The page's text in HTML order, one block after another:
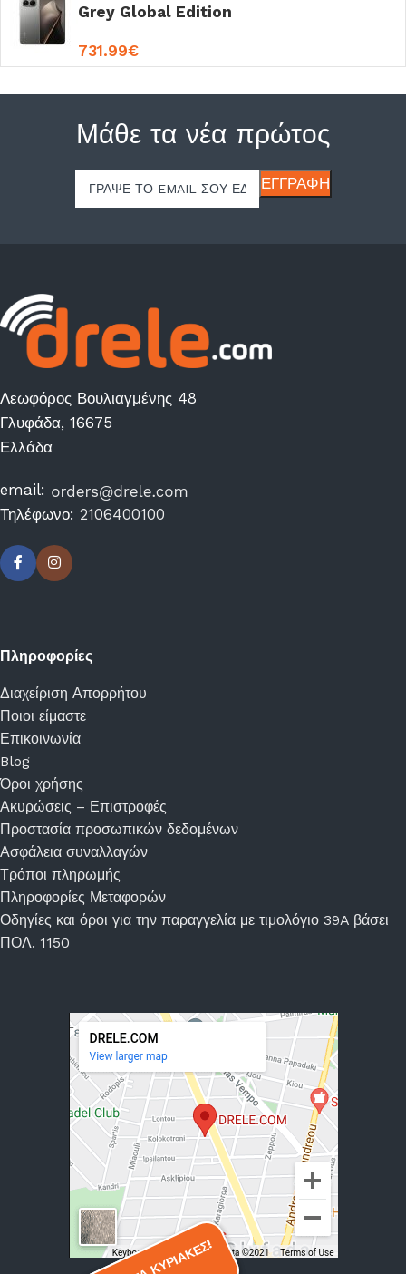
Grey Global Edition
731.99€
Μάθε τα νέα πρώτος
Λεωφόρος Βουλιαγμένης 48
Γλυφάδα, 16675
Ελλάδα
email:
Τηλέφωνο: 2106400100
Πληροφορίες
Διαχείριση Απορρήτου
Ποιοι είμαστε
Επικοινωνία
Blog
Όροι χρήσης
Ακυρώσεις – Επιστροφές
Προστασία προσωπικών δεδομένων
Ασφάλεια συναλλαγών
Τρόποι πληρωμής
Πληροφορίες Μεταφορών
Οδηγίες και όροι για την παραγγελία με τιμολόγιο 39A βάσει
ΠΟΛ. 1150